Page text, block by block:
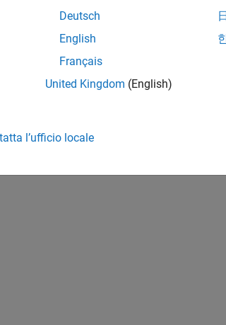
Deutsch
English
Français
United Kingdom (English)
l’ufficio locale